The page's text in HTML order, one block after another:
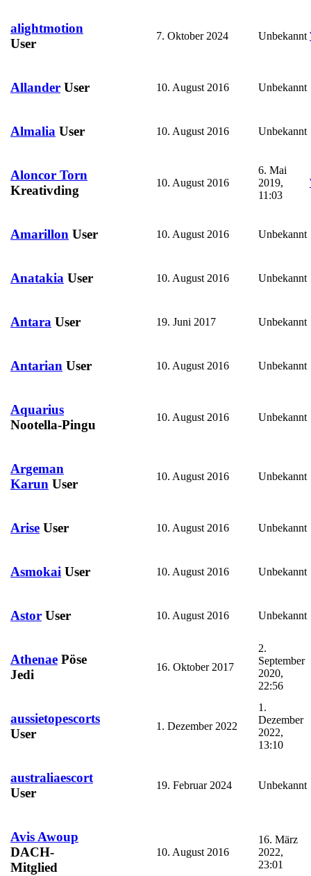
alightmotion
User
7. Oktober 2024 Unbekannt
Allander User 10. August 2016 Unbekannt
Almalia User 10. August 2016 Unbekannt
Aloncor Torn
Kreativding
10. August 2016
6. Mai
2019,
11:03
Amarillon User 10. August 2016 Unbekannt
Anatakia User 10. August 2016 Unbekannt
Antara User 19. Juni 2017 Unbekannt
Antarian User 10. August 2016 Unbekannt
Aquarius
Nootella-Pingu
10. August 2016 Unbekannt
Argeman
Karun User
10. August 2016 Unbekannt
Arise User 10. August 2016 Unbekannt
Asmokai User 10. August 2016 Unbekannt
Astor User 10. August 2016 Unbekannt
Athenae Pöse
Jedi
16. Oktober 2017
2.
September
2020,
22:56
aussietopescorts
User
1. Dezember 2022
1.
Dezember
2022,
13:10
australiaescort
User
19. Februar 2024 Unbekannt
Avis Awoup
DACH-
Mitglied
10. August 2016
16. März
2022,
23:01